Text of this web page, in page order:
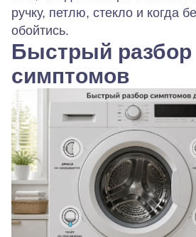
ручку, петлю, стекло и когда
обойтись.
Быстрый разбор
симптомов